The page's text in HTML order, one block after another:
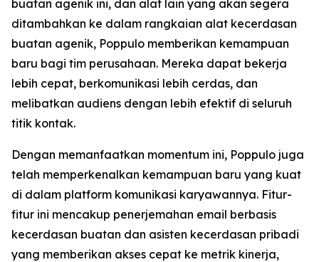
buatan agenik ini, dan alat lain yang akan segera
ditambahkan ke dalam rangkaian alat kecerdasan
buatan agenik, Poppulo memberikan kemampuan
baru bagi tim perusahaan. Mereka dapat bekerja
lebih cepat, berkomunikasi lebih cerdas, dan
melibatkan audiens dengan lebih efektif di seluruh
titik kontak.
Dengan memanfaatkan momentum ini, Poppulo juga
telah memperkenalkan kemampuan baru yang kuat
di dalam platform komunikasi karyawannya. Fitur-
fitur ini mencakup penerjemahan email berbasis
kecerdasan buatan dan asisten kecerdasan pribadi
yang memberikan akses cepat ke metrik kinerja,